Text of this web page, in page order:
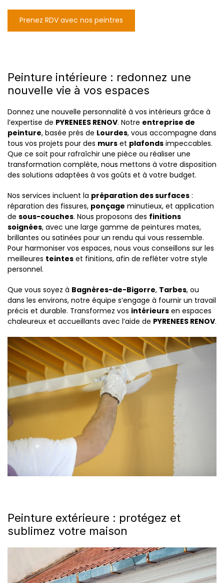
Prenez RDV avec nos peintres
Peinture intérieure : redonnez une
nouvelle vie à vos espaces
Donnez une nouvelle personnalité à vos intérieurs grâce à
l’expertise de PYRENEES RENOV. Notre entreprise de
peinture, basée près de Lourdes, vous accompagne dans
tous vos projets pour des murs et plafonds impeccables.
Que ce soit pour rafraîchir une pièce ou réaliser une
transformation complète, nous mettons à votre disposition
des solutions adaptées à vos goûts et à votre budget.
Nos services incluent la préparation des surfaces :
réparation des fissures, ponçage minutieux, et application
de sous-couches. Nous proposons des finitions
soignées, avec une large gamme de peintures mates,
brillantes ou satinées pour un rendu qui vous ressemble.
Pour harmoniser vos espaces, nous vous conseillons sur les
meilleures teintes et finitions, afin de refléter votre style
personnel.
Que vous soyez à Bagnères-de-Bigorre, Tarbes, ou
dans les environs, notre équipe s’engage à fournir un travail
précis et durable. Transformez vos intérieurs en espaces
chaleureux et accueillants avec l’aide de PYRENEES RENOV.
Peinture extérieure : protégez et
sublimez votre maison